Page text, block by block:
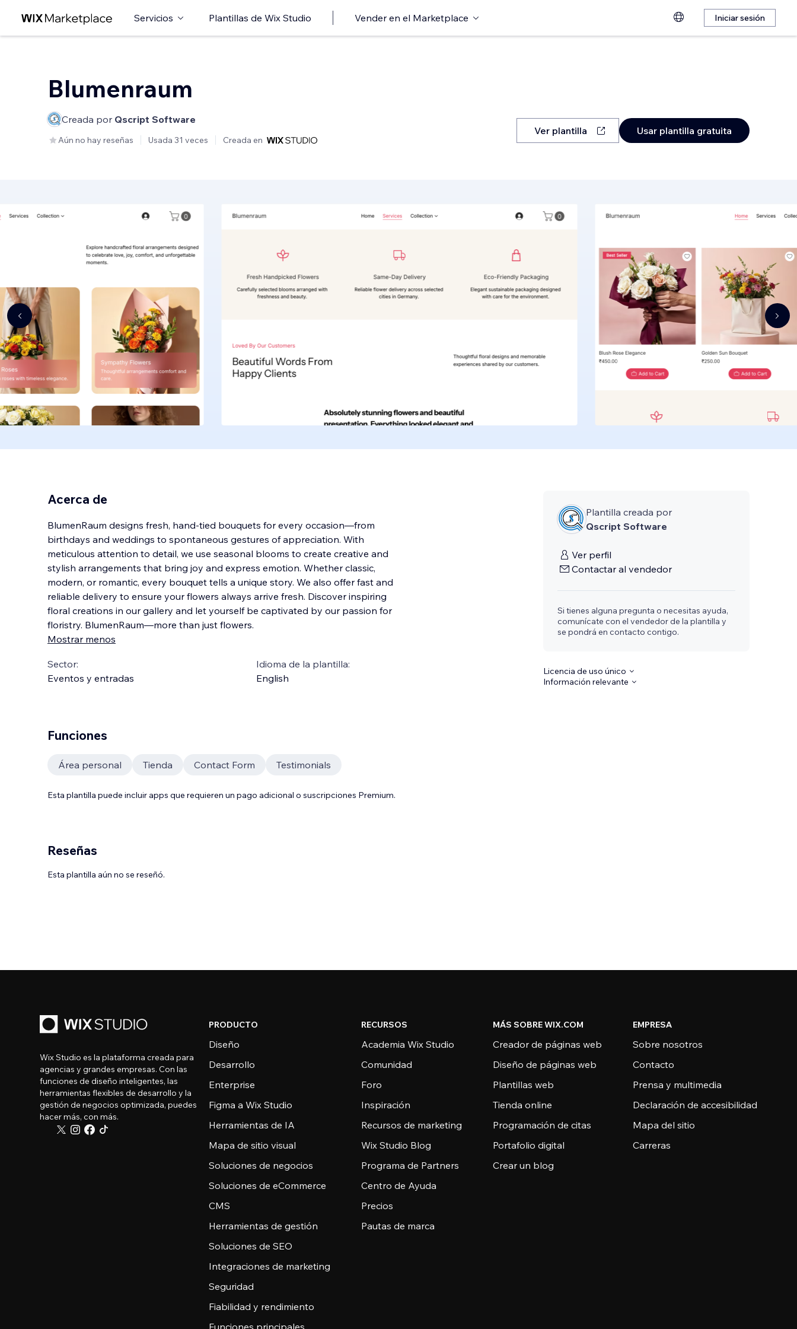
Servicios Plantillas de Wix Studio Vender en el Marketplace Iniciar sesión
Blumenraum
Creada por Qscript Software
Aún no hay reseñas Usada 31 veces Creada en
Ver plantilla Usar plantilla gratuita
Acerca de
BlumenRaum designs fresh, hand-tied bouquets for every occasion—from
birthdays and weddings to spontaneous gestures of appreciation. With
meticulous attention to detail, we use seasonal blooms to create creative and
stylish arrangements that bring joy and express emotion. Whether classic,
modern, or romantic, every bouquet tells a unique story. We also offer fast and
reliable delivery to ensure your flowers always arrive fresh. Discover inspiring
floral creations in our gallery and let yourself be captivated by our passion for
floristry. BlumenRaum—more than just flowers.
Mostrar menos
Sector:
Eventos y entradas
Idioma de la plantilla:
English
Plantilla creada por
Qscript Software
Ver perfil
Contactar al vendedor
Si tienes alguna pregunta o necesitas ayuda,
comunícate con el vendedor de la plantilla y
se pondrá en contacto contigo.
Licencia de uso único
Información relevante
Funciones
Área personal Tienda Contact Form Testimonials
Esta plantilla puede incluir apps que requieren un pago adicional o suscripciones Premium.
Reseñas
Esta plantilla aún no se reseñó.
Wix Studio es la plataforma creada para
agencias y grandes empresas. Con las
funciones de diseño inteligentes, las
herramientas flexibles de desarrollo y la
gestión de negocios optimizada, puedes
hacer más, con más.
PRODUCTO
Diseño
Desarrollo
Enterprise
Figma a Wix Studio
Herramientas de IA
Mapa de sitio visual
Soluciones de negocios
Soluciones de eCommerce
CMS
Herramientas de gestión
Soluciones de SEO
Integraciones de marketing
Seguridad
Fiabilidad y rendimiento
Funciones principales
RECURSOS
Academia Wix Studio
Comunidad
Foro
Inspiración
Recursos de marketing
Wix Studio Blog
Programa de Partners
Centro de Ayuda
Precios
Pautas de marca
MÁS SOBRE WIX.COM
Creador de páginas web
Diseño de páginas web
Plantillas web
Tienda online
Programación de citas
Portafolio digital
Crear un blog
EMPRESA
Sobre nosotros
Contacto
Prensa y multimedia
Declaración de accesibilidad
Mapa del sitio
Carreras